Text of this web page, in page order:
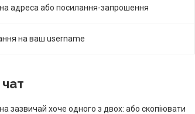
адреса або посилання-запрошення
на ваш username
зазвичай хоче одного з двох: або скопіювати